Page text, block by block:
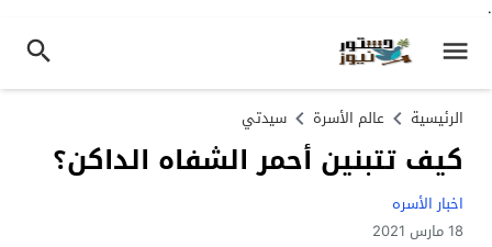
.
الرئيسية عالم الأسرة سيدتي
كيف تتبنين أحمر الشفاه الداكن؟
اخبار الأسره
18 مارس 2021